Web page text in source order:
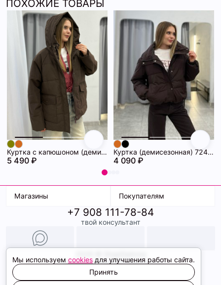
ПОХОЖИЕ ТОВАРЫ
Куртка с капюшоном (демисезонная) 72462086\1013
5 490 ₽
Куртка (демисезонная) 72462069\1013
4 090 ₽
Магазины
ТК Терминал
ТРК Континент
Покупателям
Доставка
Условия оплаты
Образы
+7 908 111-78-84
твой консультант
Политика конфиденциальности
Соглашение cookie
Сайт создали
Мы используем cookies для улучшения работы сайта.
Принять